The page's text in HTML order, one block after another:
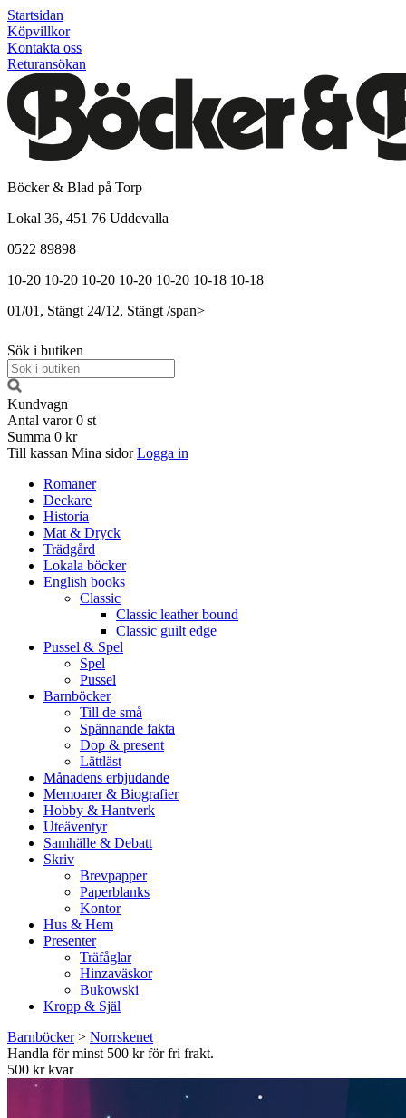
Startsidan
Köpvillkor
Kontakta oss
Returansökan
Böcker & Blad på Torp
Lokal 36, 451 76 Uddevalla
0522 89898
10-20 10-20 10-20 10-20 10-20 10-18 10-18
01/01, Stängt 24/12, Stängt /span>
Sök i butiken
Kundvagn
Antal varor 0 st
Summa 0 kr
Till kassan Mina sidor Logga in
Romaner
Deckare
Historia
Mat & Dryck
Trädgård
Lokala böcker
English books
Classic
Classic leather bound
Classic guilt edge
Pussel & Spel
Spel
Pussel
Barnböcker
Till de små
Spännande fakta
Dop & present
Lättläst
Månadens erbjudande
Memoarer & Biografier
Hobby & Hantverk
Uteäventyr
Samhälle & Debatt
Skriv
Brevpapper
Paperblanks
Kontor
Hus & Hem
Presenter
Träfåglar
Hinzaväskor
Bukowski
Kropp & Själ
Barnböcker> Norrskenet
Handla för minst 500 kr för fri frakt.
500 kr kvar